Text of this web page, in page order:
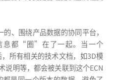
、围绕产品数据的协同平台，
息都“圈”在了一起。当一个
所有相关的技术文档，如3D模
说明等，都会被关联到这个ECN